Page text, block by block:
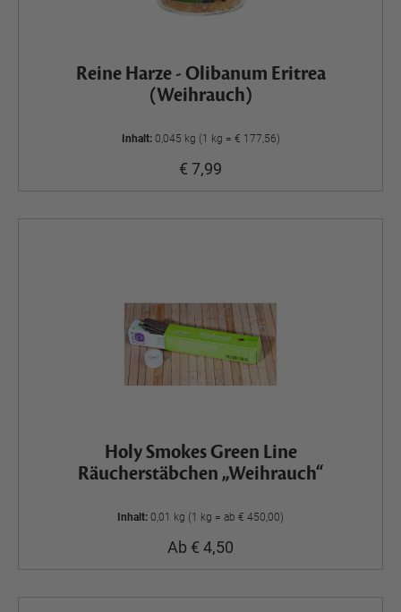
Reine Harze - Olibanum Eritrea
(Weihrauch)
Inhalt: 0,045 kg (1 kg = € 177,56)
€ 7,99
Holy Smokes Green Line
Räucherstäbchen „Weihrauch“
Inhalt: 0,01 kg (1 kg = ab € 450,00)
Ab € 4,50